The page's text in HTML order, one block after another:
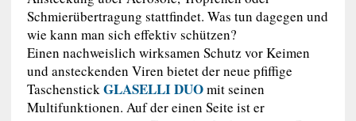
Schmierübertragung stattfindet. Was tun dagegen und
wie kann man sich effektiv schützen?
Einen nachweislich wirksamen Schutz vor Keimen
und ansteckenden Viren bietet der neue pfiffige
TaschenstickGLASELLI DUOmit seinen
Multifunktionen. Auf der einen Seite ist er